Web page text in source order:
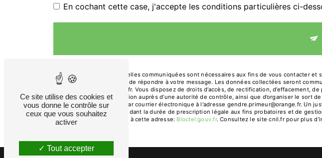
En cochant cette case, j'accepte les conditions particulières ci-
** Les données personnelles communiquées sont nécessaires aux fins de vous contacter
traitants dans le seul but de répondre à votre message. Les données collectées seront
gendre.primeur@orange.fr. Vous disposez de droits d’accès, de rectification,
d’introduire une réclamation auprès d’une autorité de contrôle, ainsi que d’organiser le
Arches, 13200 Arles ou par courrier électronique à l'adresse gendre.primeur@orange.fr. Un
prise de contact puis pendant la durée de prescription légale aux fins probatoires et de
téléphonique, disponible à cette adresse:
Bloctel.gouv.fr. Consultez le site cnil.fr pour plus
Ce site utilise des cookies et
vous donne le contrôle sur
ceux que vous souhaitez
activer
Tout accepter